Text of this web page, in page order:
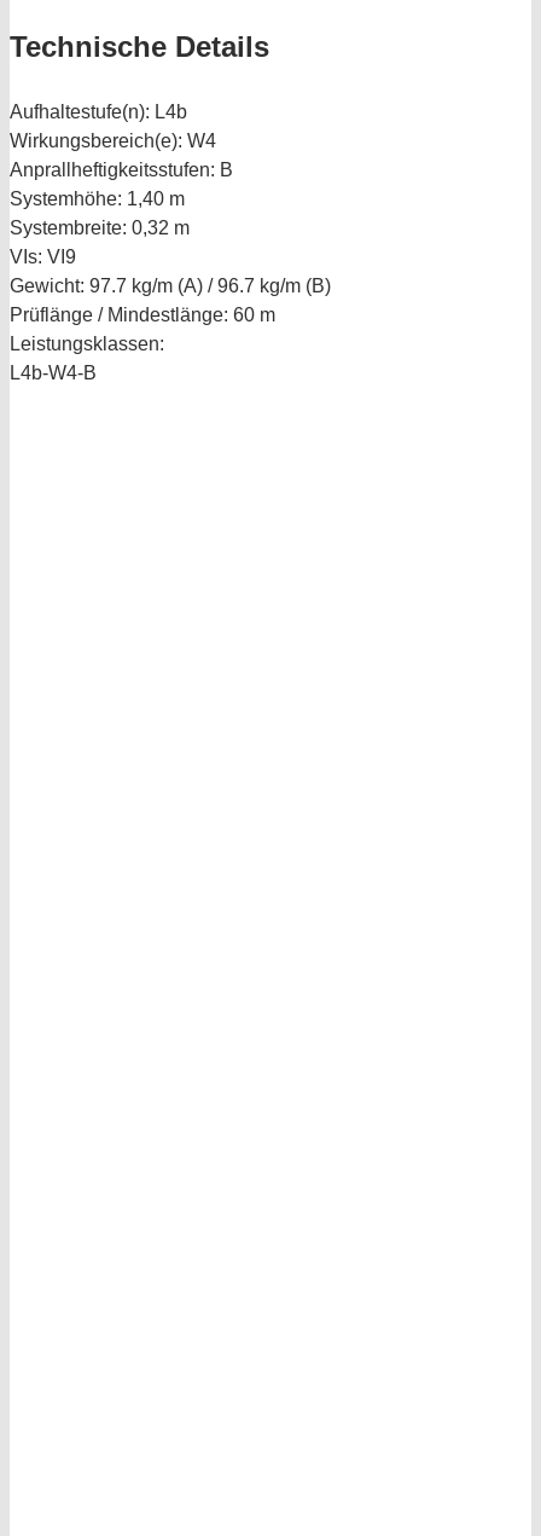
Technische Details
Aufhaltestufe(n): L4b
Wirkungsbereich(e): W4
Anprallheftigkeitsstufen: B
Systemhöhe: 1,40 m
Systembreite: 0,32 m
VIs: VI9
Gewicht: 97.7 kg/m (A) / 96.7 kg/m (B)
Prüflänge / Mindestlänge: 60 m
Leistungsklassen:
L4b-W4-B